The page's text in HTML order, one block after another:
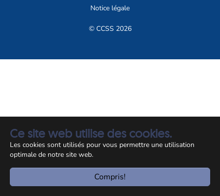
Ce site web utilise des cookies.
Les cookies sont utilisés pour vous permettre une utilisation
optimale de notre site web.
Compris!
Notice légale
© CCSS 2026